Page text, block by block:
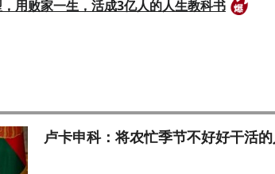
用败家一生，活成3亿人的人生教科书
卢卡申科：将农忙季节不好好干活